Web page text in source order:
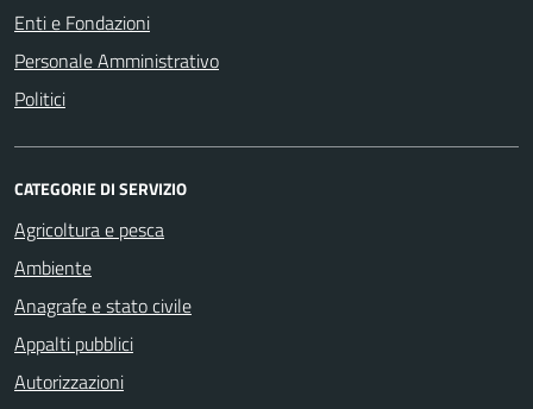
Enti e Fondazioni
Personale Amministrativo
Politici
CATEGORIE DI SERVIZIO
Agricoltura e pesca
Ambiente
Anagrafe e stato civile
Appalti pubblici
Autorizzazioni